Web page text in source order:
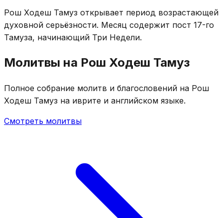
Рош Ходеш Тамуз открывает период возрастающей
духовной серьёзности. Месяц содержит пост 17-го
Тамуза, начинающий Три Недели.
Молитвы на Рош Ходеш Тамуз
Полное собрание молитв и благословений на Рош
Ходеш Тамуз на иврите и английском языке.
Смотреть молитвы